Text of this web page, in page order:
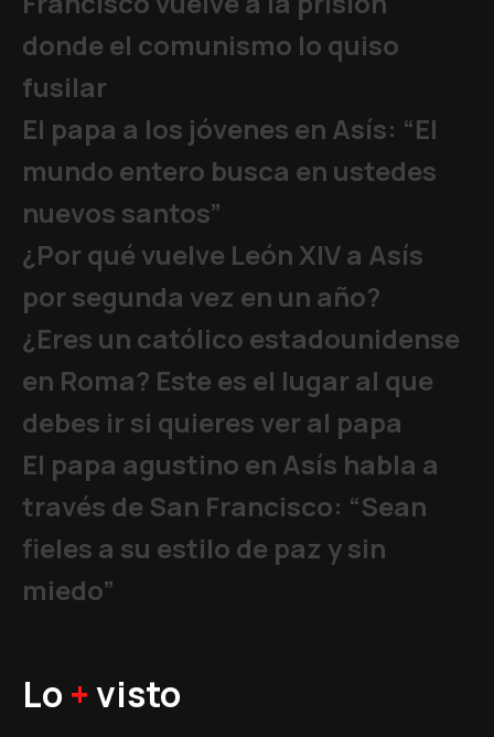
donde el comunismo lo quiso
fusilar
El papa a los jóvenes en Asís: “El
mundo entero busca en ustedes
nuevos santos”
¿Por qué vuelve León XIV a Asís
por segunda vez en un año?
¿Eres un católico estadounidense
en Roma? Este es el lugar al que
debes ir si quieres ver al papa
El papa agustino en Asís habla a
través de San Francisco: “Sean
fieles a su estilo de paz y sin
miedo”
Lo +visto